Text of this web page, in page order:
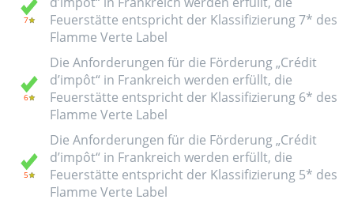
Feuerstätte entspricht der Klassifizierung 7* des
Flamme Verte Label
Die Anforderungen für die Förderung „Crédit
d’impôt“ in Frankreich werden erfüllt, die
Feuerstätte entspricht der Klassifizierung 6* des
Flamme Verte Label
Die Anforderungen für die Förderung „Crédit
d’impôt“ in Frankreich werden erfüllt, die
Feuerstätte entspricht der Klassifizierung 5* des
Flamme Verte Label